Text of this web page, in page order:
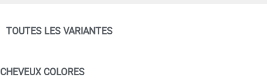
TOUTES LES VARIANTES
CHEVEUX COLORES